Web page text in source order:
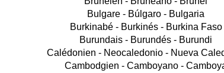
Bulgare - Búlgaro - Bulgaria
Burkinabé - Burkinés - Burkina Faso
Burundais - Burundés - Burundi
Calédonien - Neocaledonio - Nueva
Cambodgien - Camboyano -